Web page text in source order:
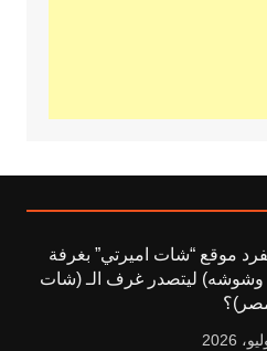
موقع “شات اميرتي” بغرفة
ليتصدر غرف الـ (شات